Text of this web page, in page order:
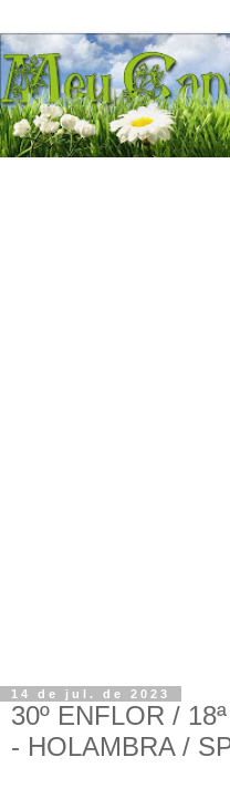
14 de jul. de 2023
30º ENFLOR /
- HOLAMBRA /